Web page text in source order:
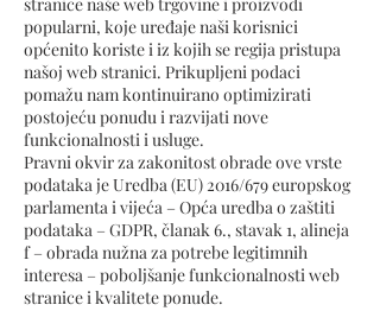
popularni, koje uređaje naši korisnici
općenito koriste i iz kojih se regija pristupa
našoj web stranici. Prikupljeni podaci
pomažu nam kontinuirano optimizirati
postojeću ponudu i razvijati nove
funkcionalnosti i usluge.
Pravni okvir za zakonitost obrade ove vrste
podataka je Uredba (EU) 2016/679 europskog
parlamenta i vijeća – Opća uredba o zaštiti
podataka – GDPR, članak 6., stavak 1, alineja
f – obrada nužna za potrebe legitimnih
interesa – poboljšanje funkcionalnosti web
stranice i kvalitete ponude.